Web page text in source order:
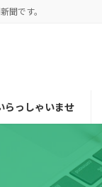
聞です。
らっしゃいませ